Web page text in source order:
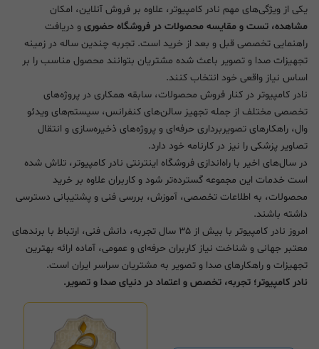
یکی از ویژگی‌های مهم نادر کامپیوتر، علاوه بر فروش آنلاین، امکان
مشاهده، تست و مقایسه محصولات در فروشگاه حضوری و دریافت
راهنمایی تخصصی قبل و بعد از خرید است. تجربه چندین ساله در زمینه
تجهیزات صدا و تصویر باعث شده مشتریان بتوانند محصول مناسب را بر
اساس نیاز واقعی خود انتخاب کنند.
نادر کامپیوتر در کنار فروش محصولات، سابقه همکاری در پروژه‌های
تخصصی مختلف از جمله تجهیز سالن‌های کنفرانس، سیستم‌های ویدئو
وال، راهکارهای تصویربرداری حرفه‌ای و پروژه‌های ذخیره‌سازی و انتقال
تصاویر پزشکی را نیز در کارنامه خود دارد.
در سال‌های اخیر با راه‌اندازی فروشگاه اینترنتی نادر کامپیوتر، تلاش شده
است خدمات این مجموعه گسترده‌تر شود و کاربران علاوه بر خرید
محصولات، به اطلاعات تخصصی، آموزش، بررسی فنی و پشتیبانی دسترسی
داشته باشند.
امروز نادر کامپیوتر با بیش از ۳۵ سال تجربه، دانش فنی، ارتباط با برندهای
معتبر جهانی و شناخت نیاز کاربران حرفه‌ای و عمومی، آماده ارائه بهترین
تجهیزات و راهکارهای صدا و تصویر به مشتریان سراسر ایران است.
نادر کامپیوتر؛ تجربه، تخصص و اعتماد در دنیای صدا و تصویر.